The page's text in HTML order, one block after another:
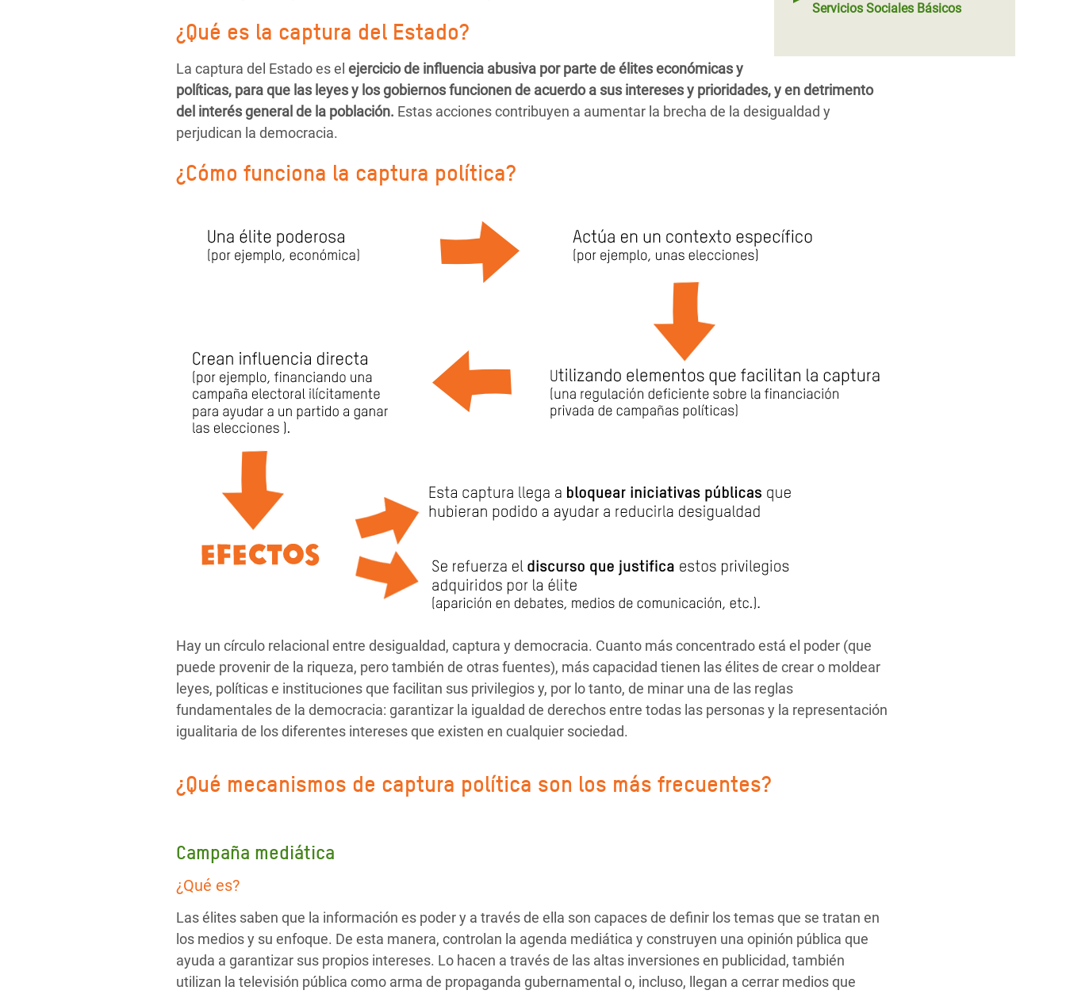
Servicios Sociales Básicos
¿Qué es la captura del Estado?
La captura del Estado es el ejercicio de influencia abusiva por parte de élites económicas y
políticas, para que las leyes y los gobiernos funcionen de acuerdo a sus intereses y prioridades, y en detrimento
del interés general de la población. Estas acciones contribuyen a aumentar la brecha de la desigualdad y
perjudican la democracia.
¿Cómo funciona la captura política?
Hay un círculo relacional entre desigualdad, captura y democracia. Cuanto más concentrado está el poder (que
puede provenir de la riqueza, pero también de otras fuentes), más capacidad tienen las élites de crear o moldear
leyes, políticas e instituciones que facilitan sus privilegios y, por lo tanto, de minar una de las reglas
fundamentales de la democracia: garantizar la igualdad de derechos entre todas las personas y la representación
igualitaria de los diferentes intereses que existen en cualquier sociedad.
¿Qué mecanismos de captura política son los más frecuentes?
Campaña mediática
¿Qué es?
Las élites saben que la información es poder y a través de ella son capaces de definir los temas que se tratan en
los medios y su enfoque. De esta manera, controlan la agenda mediática y construyen una opinión pública que
ayuda a garantizar sus propios intereses. Lo hacen a través de las altas inversiones en publicidad, también
utilizan la televisión pública como arma de propaganda gubernamental o, incluso, llegan a cerrar medios que